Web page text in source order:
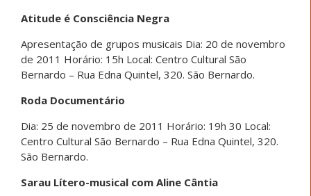
Atitude é Consciência Negra
Apresentação de grupos musicais Dia: 20 de novembro
de 2011 Horário: 15h Local: Centro Cultural São
Bernardo – Rua Edna Quintel, 320. São Bernardo.
Roda Documentário
Dia: 25 de novembro de 2011 Horário: 19h 30 Local:
Centro Cultural São Bernardo – Rua Edna Quintel, 320.
São Bernardo.
Sarau Lítero-musical com Aline Cântia